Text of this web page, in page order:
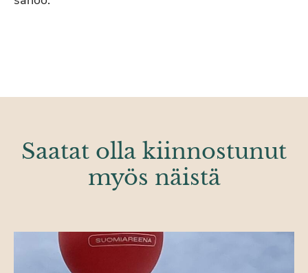
Saatat olla kiinnostunut
myös näistä